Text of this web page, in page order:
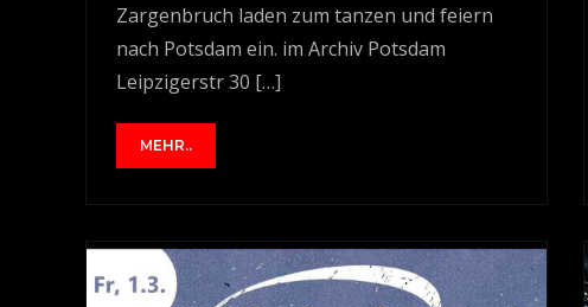
Zargenbruch laden zum tanzen und feiern
nach Potsdam ein. im Archiv Potsdam
Leipzigerstr 30 […]
MEHR..